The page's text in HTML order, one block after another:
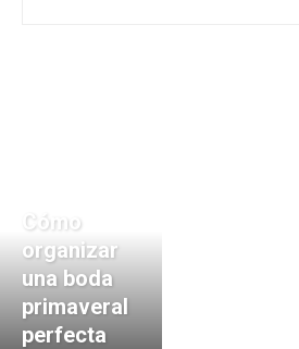
Cómo
organizar
una boda
primaveral
perfecta